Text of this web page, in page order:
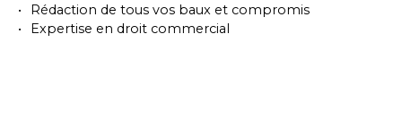
Rédaction de tous vos baux et compromis
Expertise en droit commercial